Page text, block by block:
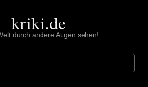
kriki.de
durch andere Augen sehen!